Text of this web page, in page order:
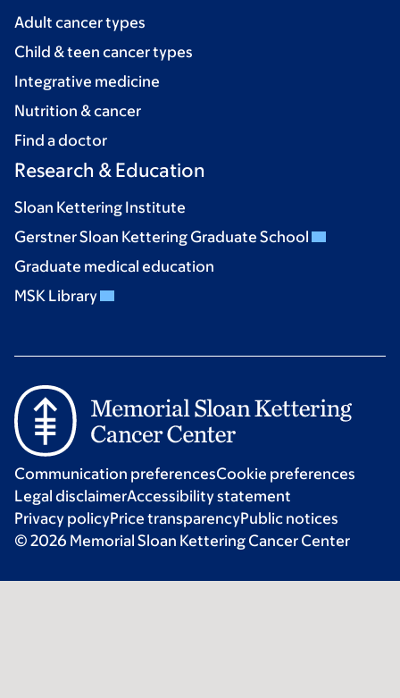
Adult cancer types
Child & teen cancer types
Integrative medicine
Nutrition & cancer
Find a doctor
Research & Education
Sloan Kettering Institute
Gerstner Sloan Kettering Graduate School
Graduate medical education
MSK Library
Communication preferencesCookie preferences
Legal disclaimerAccessibility statement
Privacy policyPrice transparencyPublic notices
© 2026 Memorial Sloan Kettering Cancer Center